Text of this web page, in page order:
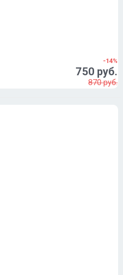
-14%
750 руб.
870 руб.